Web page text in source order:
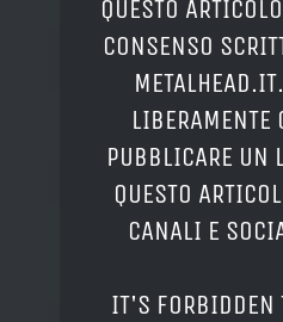
QUESTO
CONSENSO
LIBERAMENTE
PUBBLICARE UN
QUESTO
CANALI E
IT'S FORBIDDEN